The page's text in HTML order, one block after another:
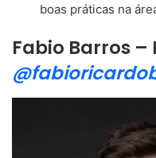
boas práticas na
Fabio Barros –